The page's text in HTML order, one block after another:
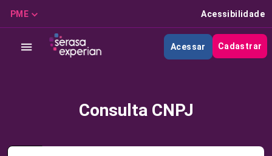
PME Acessibilidade
Acessar Cadastrar
Consulta CNPJ